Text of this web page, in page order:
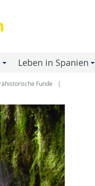
Leben in Spanien
Funde